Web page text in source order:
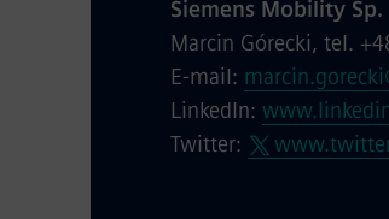
Siemens Mobility Sp.
Marcin Górecki, tel.
E-mail:
LinkedIn:
Twitter: